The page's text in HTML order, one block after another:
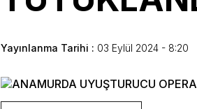
bulunduk. Ortak akıl ve iş
Yayınlanma Tarihi : 03 Eylül 2024 - 8:20